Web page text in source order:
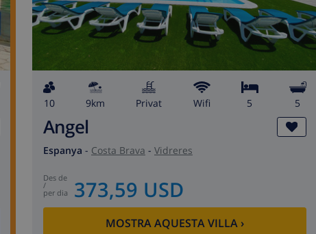
10 9km Privat wifi 5 5
Angel
Espanya - Costa Brava - Vidreres
des de
/
per dia 373,59 USD
MOSTRA AQUESTA VILLA ›